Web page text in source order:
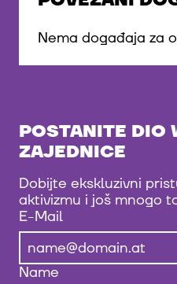
Nema događaja za
POSTANITE DIO
ZAJEDNICE
Dobijte ekskluzivni
aktivizmu i još mnogo
E-Mail
Name